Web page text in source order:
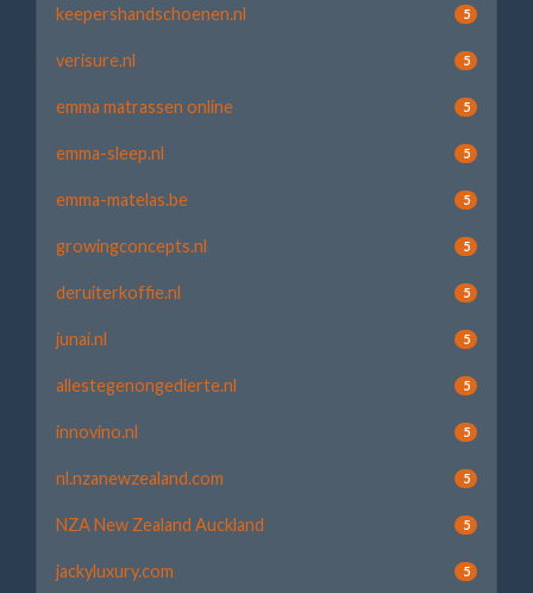
keepershandschoenen.nl 5
verisure.nl 5
emma matrassen online 5
emma-sleep.nl 5
emma-matelas.be 5
growingconcepts.nl 5
deruiterkoffie.nl 5
junai.nl 5
allestegenongedierte.nl 5
innovino.nl 5
nl.nzanewzealand.com 5
NZA New Zealand Auckland 5
jackyluxury.com 5